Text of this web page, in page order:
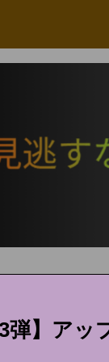
弾】ア